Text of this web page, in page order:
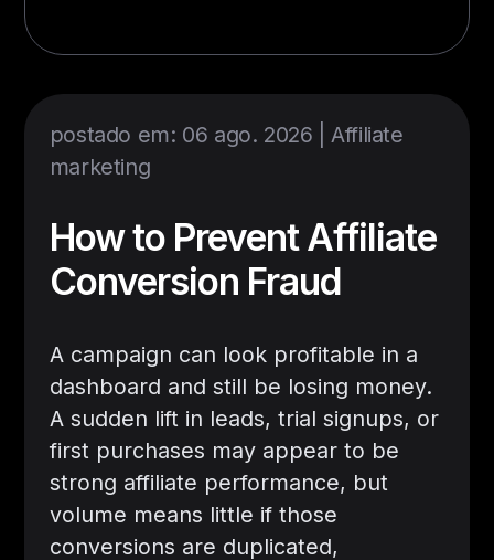
postado em: 06 ago. 2026 | Affiliate
marketing
How to Prevent Affiliate
Conversion Fraud
A campaign can look profitable in a
dashboard and still be losing money.
A sudden lift in leads, trial signups, or
first purchases may appear to be
strong affiliate performance, but
volume means little if those
conversions are duplicated,